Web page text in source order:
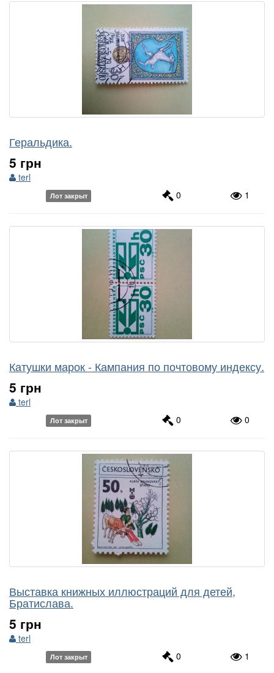
Геральдика.
5 грн
terl
Лот закрыт 0 1
Катушки марок - Кампания по почтовому индексу.
5 грн
terl
Лот закрыт 0 0
Выставка книжных иллюстраций для детей,
Братислава.
5 грн
terl
Лот закрыт 0 1